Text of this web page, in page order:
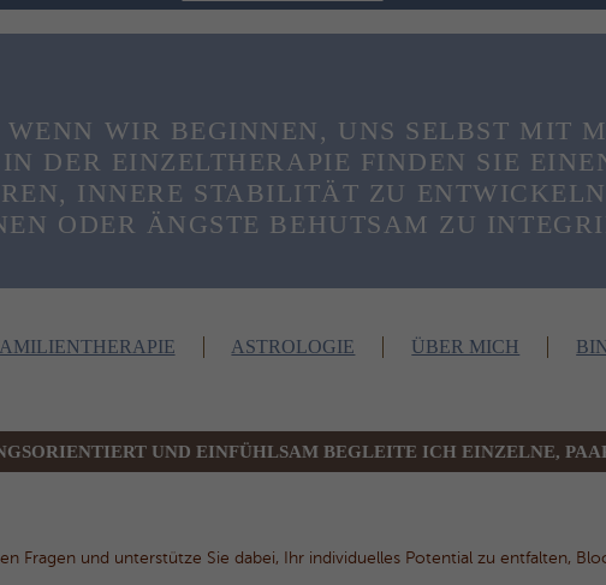
WIR BEGINNEN, UNS SELBST MIT
DER EINZELTHERAPIE FINDEN SIE
INNERE STABILITÄT ZU
ODER ÄNGSTE BEHUTSAM ZU
ASTROLOGIE ÜBER MICH
UND EINFÜHLSAM BEGLEITE ICH EINZELNE,
Fragen und unterstütze Sie dabei, Ihr individuelles Potential zu entfalten,